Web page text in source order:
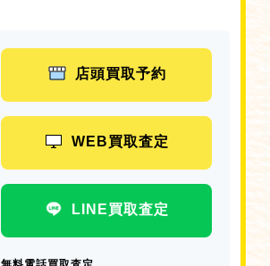
店頭買取予約
WEB買取査定
LINE買取査定